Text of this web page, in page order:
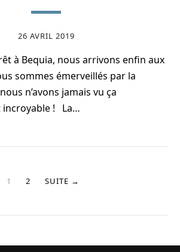
26 AVRIL 2019
à Bequia, nous arrivons enfin aux
sommes émerveillés par la
n’avons jamais vu ça
incroyable ! La…
1 2 SUITE →